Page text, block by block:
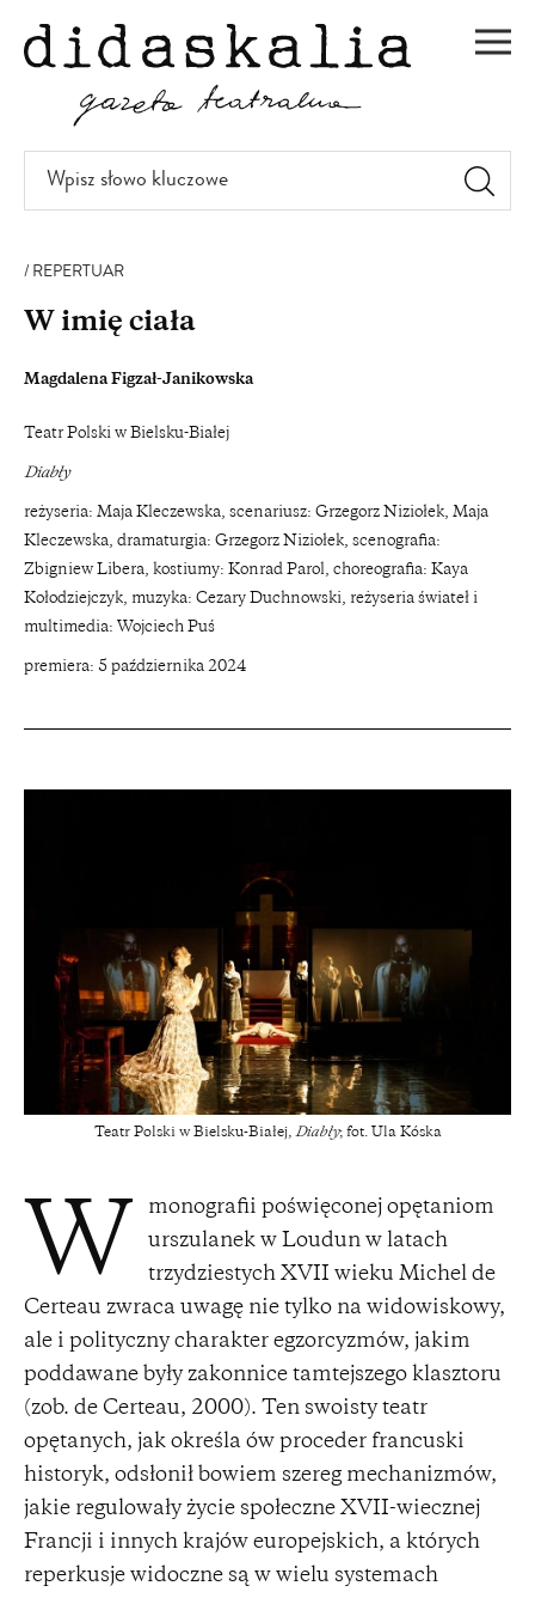
DO
TREŚCI
Wpisz
słowo
REPERTUAR
W imię ciała
Magdalena Figzał-Janikowska
Teatr Polski w Bielsku-Białej
Diabły
reżyseria: Maja Kleczewska, scenariusz: Grzegorz Niziołek, Maja
Kleczewska, dramaturgia: Grzegorz Niziołek, scenografia:
Zbigniew Libera, kostiumy: Konrad Parol, choreografia: Kaya
Kołodziejczyk, muzyka: Cezary Duchnowski, reżyseria świateł i
multimedia: Wojciech Puś
premiera: 5 października 2024
Teatr Polski w Bielsku-Białej, Diabły; fot. Ula Kóska
W
monografii poświęconej opętaniom
urszulanek w Loudun w latach
trzydziestych XVII wieku Michel de
Certeau zwraca uwagę nie tylko na widowiskowy,
ale i polityczny charakter egzorcyzmów, jakim
poddawane były zakonnice tamtejszego klasztoru
(zob. de Certeau, 2000). Ten swoisty teatr
opętanych, jak określa ów proceder francuski
historyk, odsłonił bowiem szereg mechanizmów,
jakie regulowały życie społeczne XVII-wiecznej
Francji i innych krajów europejskich, a których
reperkusje widoczne są w wielu systemach